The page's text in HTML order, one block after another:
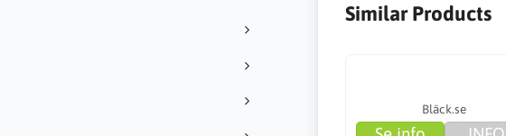
Similar Products
Bläck.se